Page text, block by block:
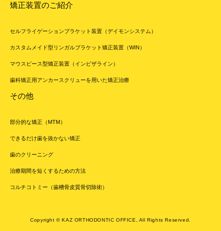
矯正装置のご紹介
セルフライゲーションブラケット装置（デイモンシステム）
カスタムメイド型リンガルブラケット矯正装置（WIN）
マウスピース型矯正装置（インビザライン）
歯科矯正用アンカースクリューを用いた矯正治療
その他
部分的な矯正（MTM）
できるだけ歯を抜かない矯正
歯のクリーニング
治療期間を短くするための方法
コルチコトミー（歯槽骨皮質骨切除術）
Copyright © KAZ ORTHODONTIC OFFICE, All Rights Reserved.